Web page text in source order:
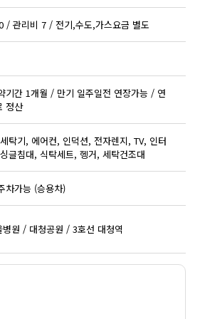
/ 관리비 7 / 전기,수도,가스요금 별도
기간 1개월 / 만기 일주일전 연장가능 / 연
정산
탁기, 에어컨, 인덕션, 전자렌지, TV, 인터
글침대, 식탁세트, 헹거, 세탁건조대
차가능 (승용차)
병원 / 대청공원 / 3호선 대청역